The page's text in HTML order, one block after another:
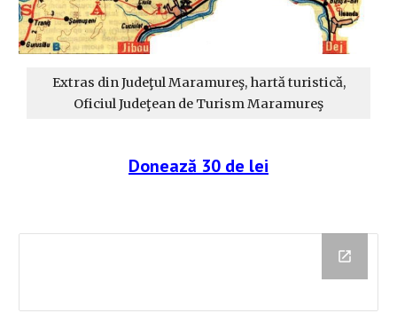
Extras din Judeţul Maramureş, hartă turistică,
Oficiul Judeţean de Turism Maramureş
Donează 30 de lei